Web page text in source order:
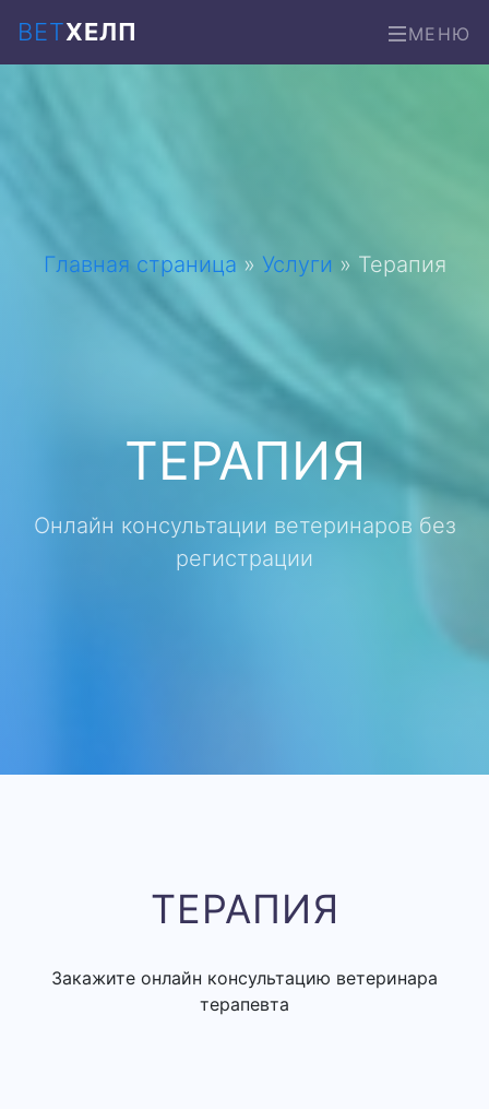
ВЕТХЕЛП МЕНЮ
Главная страница » Услуги » Терапия
ТЕРАПИЯ
Онлайн консультации ветеринаров без
регистрации
ТЕРАПИЯ
Закажите онлайн консультацию ветеринара
терапевта